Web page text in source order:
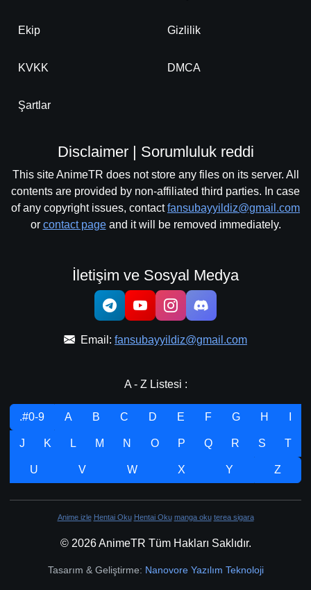
Ekip Gizlilik
KVKK DMCA
Şartlar
Disclaimer | Sorumluluk reddi
This site AnimeTR does not store any files on its server. All
contents are provided by non-affiliated third parties. In case
of any copyright issues, contactfansubayyildiz@gmail.com
or contact pageand it will be removed immediately.
İletişim ve Sosyal Medya
Email: fansubayyildiz@gmail.com
A - Z Listesi :
.#0-9 A B C D E F G H
J K L M N O P Q R S T
U V W X Y Z
Anime izle Hentai Oku Hentai Oku manga oku terea sigara
© 2026 AnimeTR Tüm Hakları Saklıdır.
Tasarım & Geliştirme: Nanovore Yazılım Teknoloji